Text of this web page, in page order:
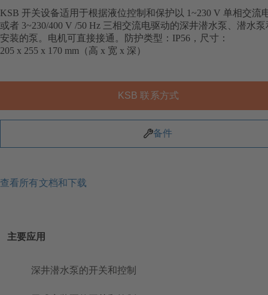
KSB 开关设备适用于根据液位控制和保护以 1~230 V 单相交流
或者 3~230/400 V /50 Hz 三相交流电驱动的深井潜水泵、潜水
安装的泵。电机可直接接通。防护类型：IP56，尺寸：
205 x 255 x 170 mm（高 x 宽 x 深）
KSB 联系方式
备件
查看所有文档和下载
主要应用
深井潜水泵的开关和控制